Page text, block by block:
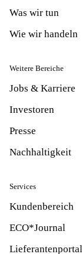
Was wir tun
Wie wir handeln
Weitere Bereiche
Jobs & Karriere
Investoren
Presse
Nachhaltigkeit
Services
Kundenbereich
ECO*Journal
Lieferantenportal